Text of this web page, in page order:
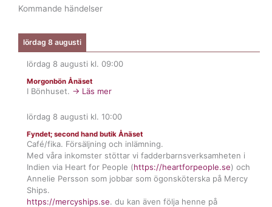
Kommande händelser
lördag 8 augusti
lördag 8 augusti kl. 09:00
Morgonbön Ånäset
I Bönhuset. → Läs mer
lördag 8 augusti kl. 10:00
Fyndet; second hand butik Ånäset
Café/fika. Försäljning och inlämning.
Med våra inkomster stöttar vi fadderbarnsverksamheten i
Indien via Heart for People (https://heartforpeople.se) och
Annelie Persson som jobbar som ögonsköterska på Mercy
Ships.
https://mercyships.se. du kan även följa henne på